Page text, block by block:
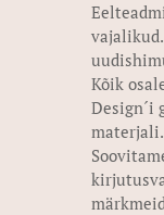
Kõik
Design´i
materjali.